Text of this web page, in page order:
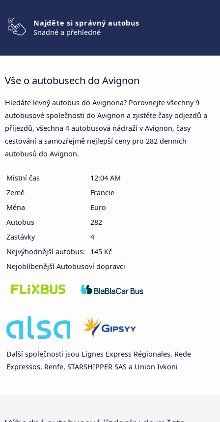
Najděte si správný autobus
Snadné a přehledné
Vše o autobusech do Avignon
Hledáte levný autobus do Avignona? Porovnejte všechny 9
autobusové společnosti do Avignon a zjistěte časy odjezdů a
příjezdů, všechna 4 autobusová nádraží v Avignon, časy
cestování a samozřejmě nejlepší ceny pro 282 denních
autobusů do Avignon.
Místní čas
12:04 AM
Země
Francie
Měna
Euro
Autobus
282
Zastávky
4
Nejvýhodnější autobus:
145 Kč
Nejoblíbenější Autobusoví dopravci
Další společnosti jsou Lignes Express Régionales, Rede
Expressos, Renfe, STARSHIPPER SAS a Union Ivkoni